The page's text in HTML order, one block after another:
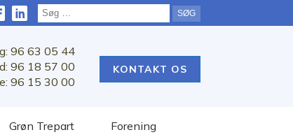
Søg
efter:
96 63 05 44
96 18 57 00
96 15 30 00
KONTAKT OS
Grøn Trepart Forening